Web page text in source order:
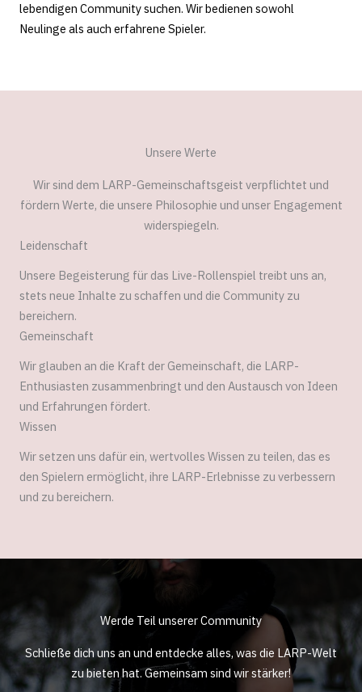
lebendigen Community suchen. Wir bedienen sowohl
Neulinge als auch erfahrene Spieler.
Unsere Werte
Wir sind dem LARP-Gemeinschaftsgeist verpflichtet und
fördern Werte, die unsere Philosophie und unser Engagement
widerspiegeln.
Leidenschaft
Unsere Begeisterung für das Live-Rollenspiel treibt uns an,
stets neue Inhalte zu schaffen und die Community zu
bereichern.
Gemeinschaft
Wir glauben an die Kraft der Gemeinschaft, die LARP-
Enthusiasten zusammenbringt und den Austausch von Ideen
und Erfahrungen fördert.
Wissen
Wir setzen uns dafür ein, wertvolles Wissen zu teilen, das es
den Spielern ermöglicht, ihre LARP-Erlebnisse zu verbessern
und zu bereichern.
Werde Teil unserer Community
Schließe dich uns an und entdecke alles, was die LARP-Welt
zu bieten hat. Gemeinsam sind wir stärker!